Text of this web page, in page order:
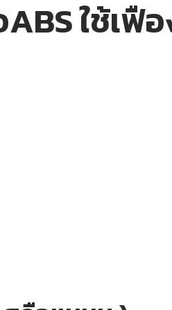
ใช้เฟื